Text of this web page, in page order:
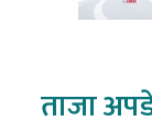
ताजा